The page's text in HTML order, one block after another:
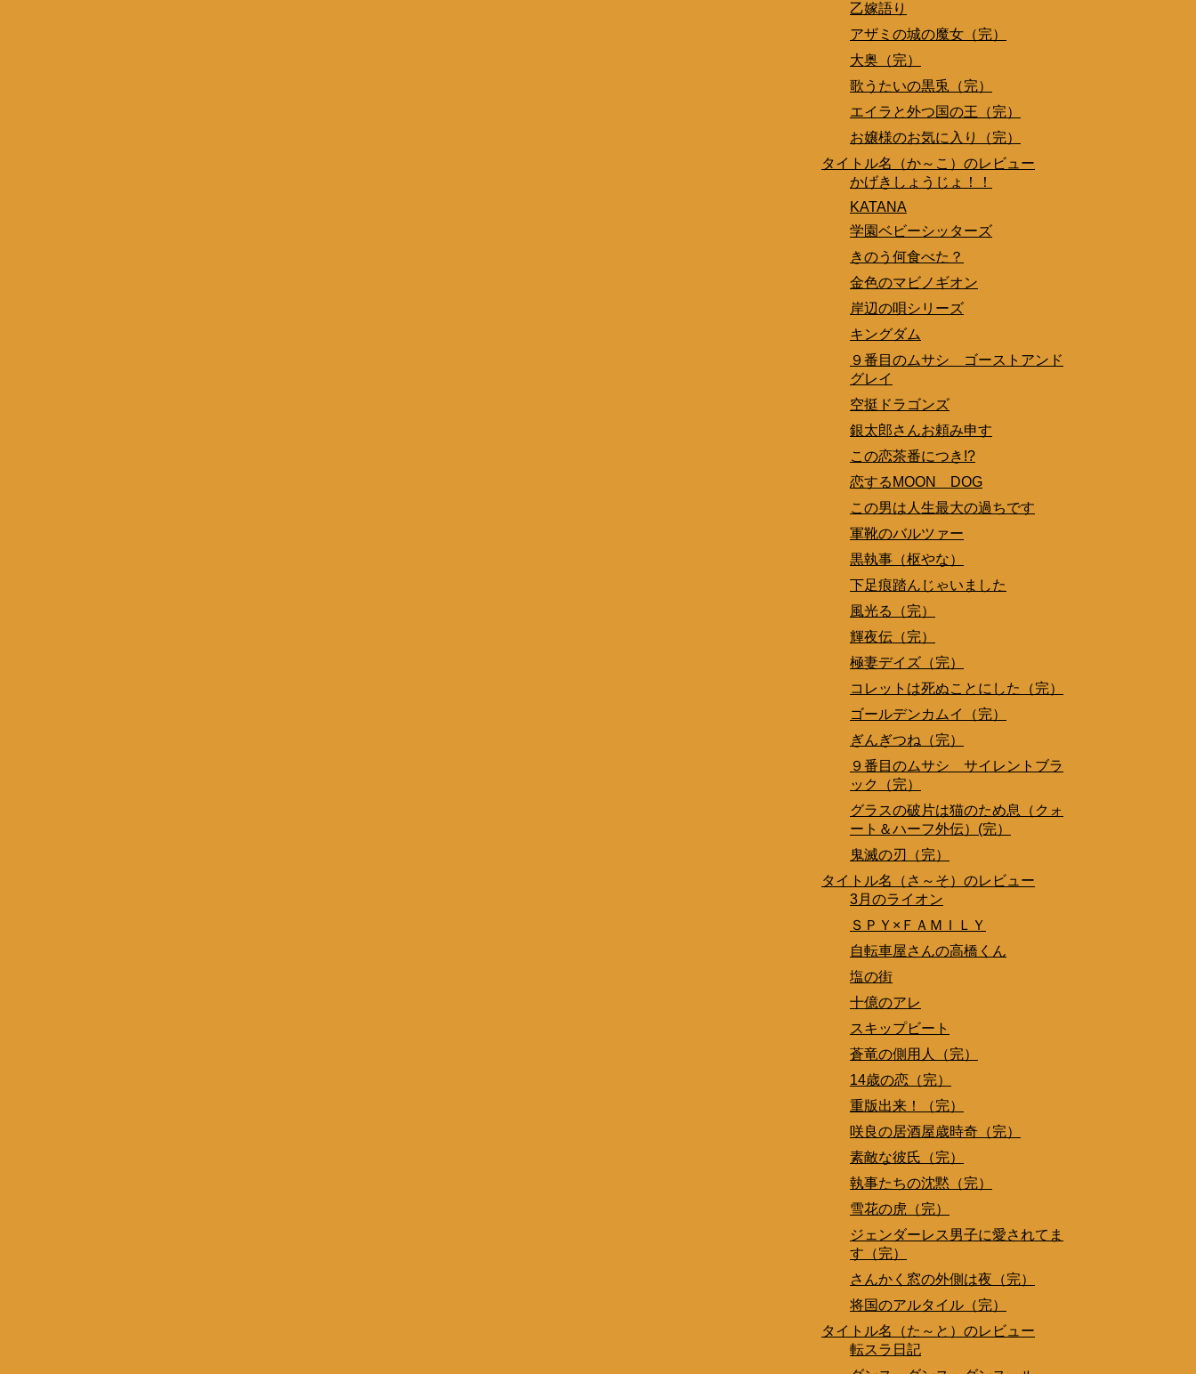
乙嫁語り
アザミの城の魔女（完）
大奥（完）
歌うたいの黒兎（完）
エイラと外つ国の王（完）
お嬢様のお気に入り（完）
タイトル名（か～こ）のレビュー
かげきしょうじょ！！
KATANA
学園ベビーシッターズ
きのう何食べた？
金色のマビノギオン
岸辺の唄シリーズ
キングダム
９番目のムサシ ゴーストアンド
グレイ
空挺ドラゴンズ
銀太郎さんお頼み申す
この恋茶番につき!?
恋するMOON DOG
この男は人生最大の過ちです
軍靴のバルツァー
黒執事（枢やな）
下足痕踏んじゃいました
風光る（完）
輝夜伝（完）
極妻デイズ（完）
コレットは死ぬことにした（完）
ゴールデンカムイ（完）
ぎんぎつね（完）
９番目のムサシ サイレントブラ
ック（完）
グラスの破片は猫のため息（クォ
ート＆ハーフ外伝）(完）
鬼滅の刃（完）
タイトル名（さ～そ）のレビュー
3月のライオン
ＳＰＹ×ＦＡＭＩＬＹ
自転車屋さんの高橋くん
塩の街
十億のアレ
スキップビート
蒼竜の側用人（完）
14歳の恋（完）
重版出来！（完）
咲良の居酒屋歳時奇（完）
素敵な彼氏（完）
執事たちの沈黙（完）
雪花の虎（完）
ジェンダーレス男子に愛されてま
す（完）
さんかく窓の外側は夜（完）
将国のアルタイル（完）
タイトル名（た～と）のレビュー
転スラ日記